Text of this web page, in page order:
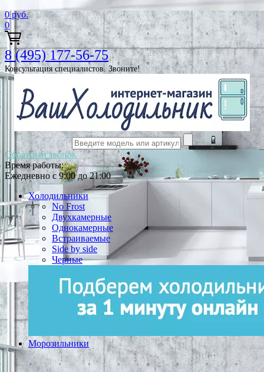
0 руб.
0
8 (495) 177-56-75
Консультация специалистов. Звоните!
Обратный звонок
Время работы:
Ежедневно с 9:00 до 21:00
Холодильники
No Frost
Двухкамерные
Однокамерные
Встраиваемые
Side by side
Черные
Морозильники